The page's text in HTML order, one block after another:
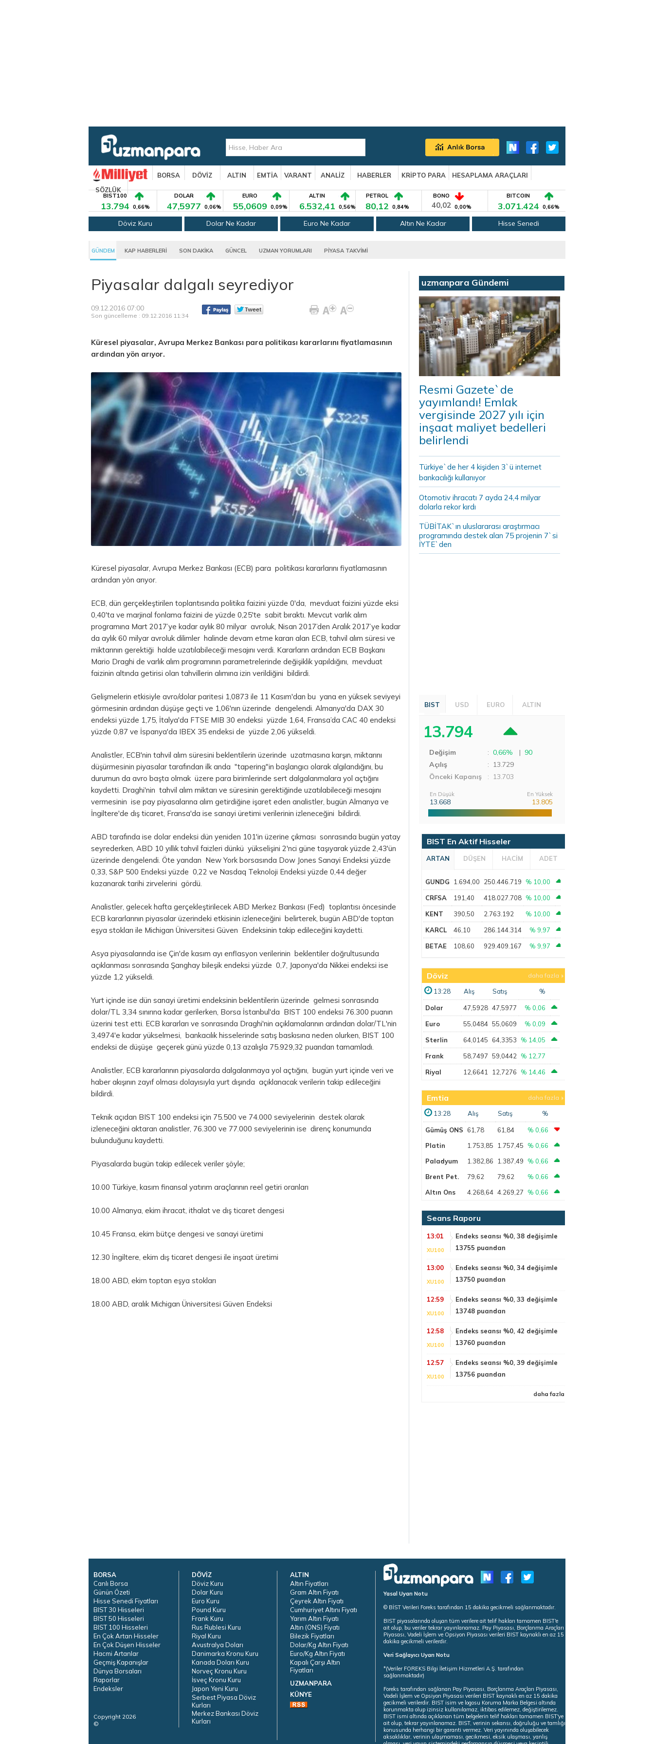
BORSA DÖVİZ ALTIN EMTİA VARANT ANALİZ HABERLER KRİPTO PARA
HESAPLAMA ARAÇLARI
SÖZLÜK
BIST100
13.794 0,66%
DOLAR
47,5977 0,06%
EURO
55,0609 0,09%
ALTIN
6.532,41 0,56%
PETROL
80,12 0,84%
BONO
40,02 0,00%
BITCOIN
3.071.424 0,66%
Döviz Kuru Dolar Ne Kadar Euro Ne Kadar Altın Ne Kadar Hisse Senedi
GÜNDEM KAP HABERLERİ SON DAKİKA GÜNCEL UZMAN YORUMLARI PİYASA TAKVİMİ
Piyasalar dalgalı seyrediyor
09.12.2016 07:00
Son güncelleme : 09.12.2016 11:34
Küresel piyasalar, Avrupa Merkez Bankası para politikası kararlarını fiyatlamasının
ardından yön arıyor.
Küresel piyasalar, Avrupa Merkez Bankası (ECB) para politikası kararlarını fiyatlamasının
ardından yön arıyor.
ECB, dün gerçekleştirilen toplantısında politika faizini yüzde 0'da, mevduat faizini yüzde eksi
0,40'ta ve marjinal fonlama faizini de yüzde 0,25'te sabit bıraktı. Mevcut varlık alım
programına Mart 2017’ye kadar aylık 80 milyar avroluk, Nisan 2017’den Aralık 2017’ye kadar
da aylık 60 milyar avroluk dilimler halinde devam etme kararı alan ECB, tahvil alım süresi ve
miktarının gerektiği halde uzatılabileceği mesajını verdi. Kararların ardından ECB Başkanı
Mario Draghi de varlık alım programının parametrelerinde değişiklik yapıldığını, mevduat
faizinin altında getirisi olan tahvillerin alımına izin verildiğini bildirdi.
Gelişmelerin etkisiyle avro/dolar paritesi 1,0873 ile 11 Kasım'dan bu yana en yüksek seviyeyi
görmesinin ardından düşüşe geçti ve 1,06'nın üzerinde dengelendi. Almanya'da DAX 30
endeksi yüzde 1,75, İtalya'da FTSE MIB 30 endeksi yüzde 1,64, Fransa’da CAC 40 endeksi
yüzde 0,87 ve İspanya'da IBEX 35 endeksi de yüzde 2,06 yükseldi.
Analistler, ECB'nin tahvil alım süresini beklentilerin üzerinde uzatmasına karşın, miktarını
düşürmesinin piyasalar tarafından ilk anda "tapering"in başlangıcı olarak algılandığını, bu
durumun da avro başta olmak üzere para birimlerinde sert dalgalanmalara yol açtığını
kaydetti. Draghi'nin tahvil alım miktarı ve süresinin gerektiğinde uzatılabileceği mesajını
vermesinin ise pay piyasalarına alım getirdiğine işaret eden analistler, bugün Almanya ve
İngiltere'de dış ticaret, Fransa'da ise sanayi üretimi verilerinin izleneceğini bildirdi.
ABD tarafında ise dolar endeksi dün yeniden 101'in üzerine çıkması sonrasında bugün yatay
seyrederken, ABD 10 yıllık tahvil faizleri dünkü yükselişini 2'nci güne taşıyarak yüzde 2,43'ün
üzerinde dengelendi. Öte yandan New York borsasında Dow Jones Sanayi Endeksi yüzde
0,33, S&P 500 Endeksi yüzde 0,22 ve Nasdaq Teknoloji Endeksi yüzde 0,44 değer
kazanarak tarihi zirvelerini gördü.
Analistler, gelecek hafta gerçekleştirilecek ABD Merkez Bankası (Fed) toplantısı öncesinde
ECB kararlarının piyasalar üzerindeki etkisinin izleneceğini belirterek, bugün ABD'de toptan
eşya stokları ile Michigan Üniversitesi Güven Endeksinin takip edileceğini kaydetti.
Asya piyasalarında ise Çin'de kasım ayı enflasyon verilerinin beklentiler doğrultusunda
açıklanması sonrasında Şanghay bileşik endeksi yüzde 0,7, Japonya'da Nikkei endeksi ise
yüzde 1,2 yükseldi.
Yurt içinde ise dün sanayi üretimi endeksinin beklentilerin üzerinde gelmesi sonrasında
dolar/TL 3,34 sınırına kadar gerilerken, Borsa İstanbul'da BIST 100 endeksi 76.300 puanın
üzerini test etti. ECB kararları ve sonrasında Draghi'nin açıklamalarının ardından dolar/TL'nin
3,4974'e kadar yükselmesi, bankacılık hisselerinde satış baskısına neden olurken, BIST 100
endeksi de düşüşe geçerek günü yüzde 0,13 azalışla 75.929,32 puandan tamamladı.
Analistler, ECB kararlarının piyasalarda dalgalanmaya yol açtığını, bugün yurt içinde veri ve
haber akışının zayıf olması dolayısıyla yurt dışında açıklanacak verilerin takip edileceğini
bildirdi.
Teknik açıdan BIST 100 endeksi için 75.500 ve 74.000 seviyelerinin destek olarak
izleneceğini aktaran analistler, 76.300 ve 77.000 seviyelerinin ise direnç konumunda
bulunduğunu kaydetti.
Piyasalarda bugün takip edilecek veriler şöyle;
10.00 Türkiye, kasım finansal yatırım araçlarının reel getiri oranları
10.00 Almanya, ekim ihracat, ithalat ve dış ticaret dengesi
10.45 Fransa, ekim bütçe dengesi ve sanayi üretimi
12.30 İngiltere, ekim dış ticaret dengesi ile inşaat üretimi
18.00 ABD, ekim toptan eşya stokları
18.00 ABD, aralık Michigan Üniversitesi Güven Endeksi
uzmanpara Gündemi
Resmi Gazete`de
yayımlandı! Emlak
vergisinde 2027 yılı için
inşaat maliyet bedelleri
belirlendi
Türkiye`de her 4 kişiden 3`ü internet
bankacılığı kullanıyor
Otomotiv ihracatı 7 ayda 24,4 milyar
dolarla rekor kırdı
TÜBİTAK`ın uluslararası araştırmacı
programında destek alan 75 projenin 7`si
İYTE`den
BIST USD EURO ALTIN
13.794
Değişim : 0,66% | 90
Açılış
: 13.729
Önceki Kapanış
: 13.703
En Düşük
13.668
En Yüksek
13.805
BIST En Aktif Hisseler
ARTAN DÜŞEN HACİM ADET
GUNDG 1.694,00 250.446.719 % 10,00
CRFSA 191,40 418.027.708 % 10,00
KENT 390,50 2.763.192 % 10,00
KARCL 46,10 286.144.314 % 9,97
BETAE 108,60 929.409.167 % 9,97
Döviz daha fazla
13:28 Alış Satış %
Dolar 47,5928 47,5977 % 0,06
Euro 55,0484 55,0609 % 0,09
Sterlin 64,0145 64,3353 % 14,05
Frank 58,7497 59,0442 % 12,77
Riyal 12,6641 12,7276 % 14,46
Emtia daha fazla
13:28 Alış Satış %
Gümüş ONS 61,78 61,84
% 0,66
Platin
1.753,85 1.757,45
% 0,66
Paladyum
1.382,86 1.387,49
% 0,66
Brent Pet.
79,62 79,62
% 0,66
Altın Ons
4.268,64 4.269,27 % 0,66
Seans Raporu
13:01
XU100
Endeks seansı %0, 38 değişimle
13755 puandan
13:00
XU100
Endeks seansı %0, 34 değişimle
13750 puandan
12:59
XU100
Endeks seansı %0, 33 değişimle
13748 puandan
12:58
XU100
Endeks seansı %0, 42 değişimle
13760 puandan
12:57
XU100
Endeks seansı %0, 39 değişimle
13756 puandan
daha fazla
BORSA
Canlı Borsa
Günün Özeti
Hisse Senedi Fiyatları
BIST 30 Hisseleri
BIST 50 Hisseleri
BIST 100 Hisseleri
En Çok Artan Hisseler
En Çok Düşen Hisseler
Hacmi Artanlar
Geçmiş Kapanışlar
Dünya Borsaları
Raporlar
Endeksler
Copyright 2026
©
DÖVİZ
Döviz Kuru
Dolar Kuru
Euro Kuru
Pound Kuru
Frank Kuru
Rus Rublesi Kuru
Riyal Kuru
Avustralya Doları
Danimarka Kronu Kuru
Kanada Doları Kuru
Norveç Kronu Kuru
İsveç Kronu Kuru
Japon Yeni Kuru
Serbest Piyasa Döviz
Kurları
Merkez Bankası Döviz
Kurları
ALTIN
Altın Fiyatları
Gram Altın Fiyatı
Çeyrek Altın Fiyatı
Cumhuriyet Altını Fiyatı
Yarım Altın Fiyatı
Altın (ONS) Fiyatı
Bilezik Fiyatları
Dolar/Kg Altın Fiyatı
Euro/Kg Altın Fiyatı
Kapalı Çarşı Altın
Fiyatları
UZMANPARA
KÜNYE
Yasal Uyarı Notu
© BİST Verileri Foreks tarafından 15 dakika gecikmeli sağlanmaktadır.
BIST piyasalarında oluşan tüm verilere ait telif hakları tamamen BIST'e
ait olup, bu veriler tekrar yayınlanamaz. Pay Piyasası, Borçlanma Araçları
Piyasası, Vadeli İşlem ve Opsiyon Piyasası verileri BIST kaynaklı en az 15
dakika gecikmeli verilerdir.
Veri Sağlayıcı Uyarı Notu
*(Veriler FOREKS Bilgi İletişim Hizmetleri A.Ş. tarafından
sağlanmaktadır)
Foreks tarafından sağlanan Pay Piyasası, Borçlanma Araçları Piyasası,
Vadeli İşlem ve Opsiyon Piyasası verileri BIST kaynaklı en az 15 dakika
gecikmeli verilerdir. BIST isim ve logosu Koruma Marka Belgesi altında
korunmakta olup izinsiz kullanılamaz, iktibas edilemez, değiştirilemez.
BIST ismi altında açıklanan tüm belgelerin telif hakları tamamen BIST'ye
ait olup, tekrar yayınlanamaz. BIST, verinin sekansı, doğruluğu ve tamlığı
konusunda herhangi bir garanti vermez. Veri yayınında oluşabilecek
aksaklıklar, verinin ulaşmaması, gecikmesi, eksik ulaşması, yanlış